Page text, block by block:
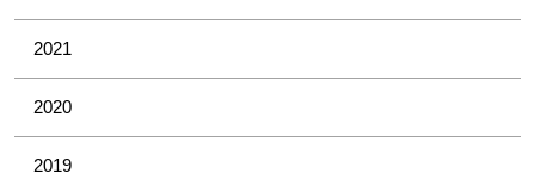
2021
2020
2019